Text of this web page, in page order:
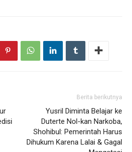
Berita berikutnya
Yusril Diminta Belajar ke
Duterte Nol-kan Narkoba,
Shohibul: Pemerintah Harus
Dihukum Karena Lalai & Gagal